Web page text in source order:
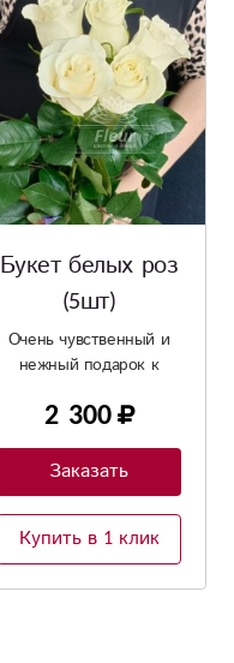
Букет белых роз
(5шт)
Очень чувственный и
нежный подарок к
2 300
Заказать
Купить в 1 клик